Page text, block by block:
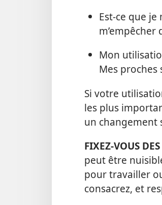
Est-​ce que
Mon
Mes proches
Si votre
les plus
un changement
FIXEZ-​VOUS
peut être
pour travailler
consacrez, et